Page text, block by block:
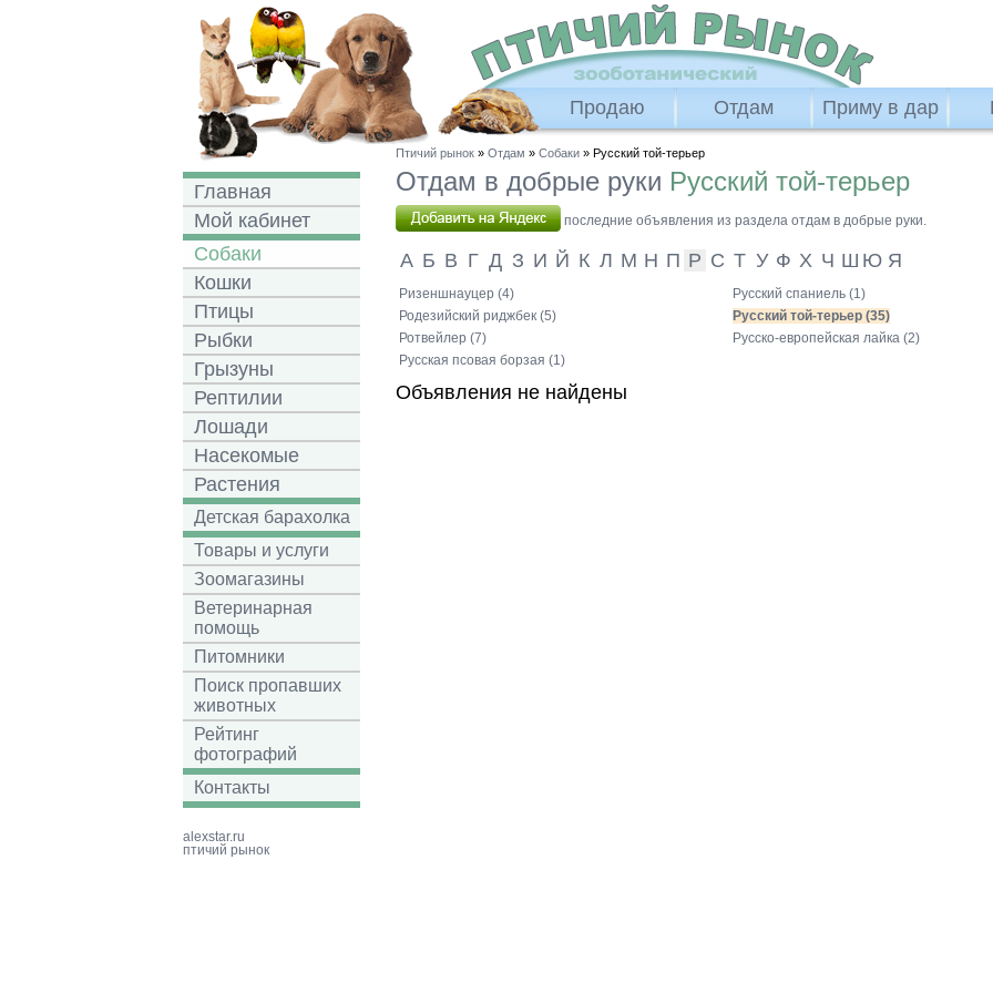
Продаю Отдам Приму в дар
Главная
Мой кабинет
Собаки
Кошки
Птицы
Рыбки
Грызуны
Рептилии
Лошади
Насекомые
Растения
Детская барахолка
Товары и услуги
Зоомагазины
Ветеринарная
помощь
Питомники
Поиск пропавших
животных
Рейтинг
фотографий
Контакты
Птичий рынок » Отдам » Собаки » Русский той-терьер
Отдам в добрые руки Русский той-терьер
последние объявления из раздела отдам в добрые руки.
А Б В Г Д З И Й К Л М Н П Р С Т У Ф Х Ч Ш Ю Я
Ризеншнауцер (4)
Родезийский риджбек (5)
Ротвейлер (7)
Русская псовая борзая (1)
Русский спаниель (1)
Русский той-терьер (35)
Русско-европейская лайка (2)
Объявления не найдены
alexstar.ru
птичий рынок